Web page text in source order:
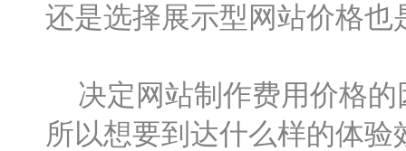
还是选择展示型网站价格也
决定网站制作费用价格的
所以想要到达什么样的体